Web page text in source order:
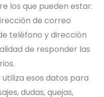
los que pueden estar:
de correo
teléfono y dirección
de responder las
esos datos para
dudas, quejas,